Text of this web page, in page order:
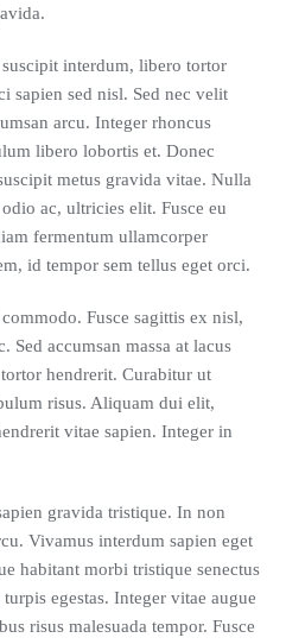
interdum, libero tortor
sapien sed nisl. Sed nec velit
arcu. Integer rhoncus
libero lobortis et. Donec
metus gravida vitae. Nulla
ac, ultricies elit. Fusce eu
fermentum ullamcorper
id tempor sem tellus eget orci.
Fusce sagittis ex nisl,
Sed accumsan massa at lacus
hendrerit. Curabitur ut
risus. Aliquam dui elit,
vitae sapien. Integer in
gravida tristique. In non
Vivamus interdum sapien eget
habitant morbi tristique senectus
egestas. Integer vitae augue
risus malesuada tempor. Fusce